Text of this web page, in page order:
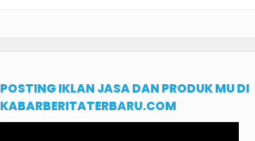
POSTING IKLAN JASA DAN PRODUK MU DI
KABARBERITATERBARU.COM